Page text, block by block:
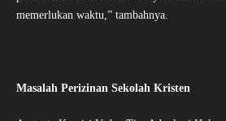
memerlukan waktu,” tambahnya.
Masalah Perizinan Sekolah Kristen